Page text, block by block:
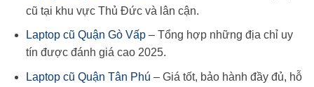
cũ tại khu vực Thủ Đức và lân cận.
Laptop cũ Quận Gò Vấp– Tổng hợp những địa chỉ uy
tín được đánh giá cao 2025.
Laptop cũ Quận Tân Phú – Giá tốt, bảo hành đầy đủ, hỗ